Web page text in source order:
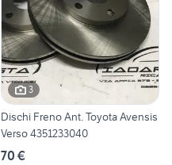
3
Dischi Freno Ant. Toyota Avensis
Verso 4351233040
70 €